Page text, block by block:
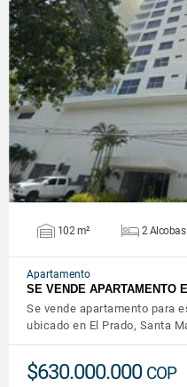
VER
102 m² 2 Alcobas
Apartamento
SE VENDE APARTAMENTO
Se vende apartamento para
ubicado en El Prado, Santa
$630.000.000 COP